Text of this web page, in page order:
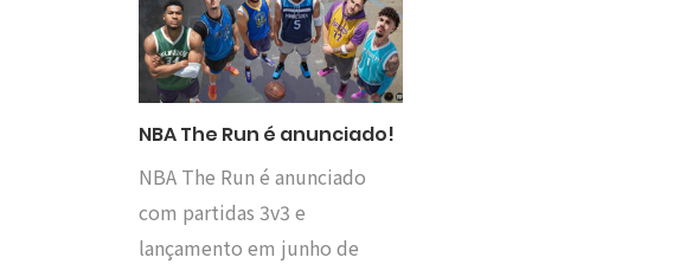
NBA The Run é anunciado!
NBA The Run é anunciado
com partidas 3v3 e
lançamento em junho de